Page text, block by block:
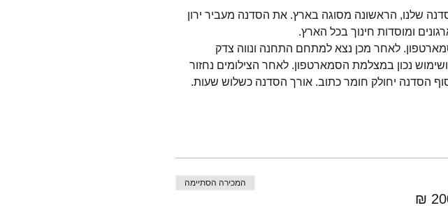
שלנו, הראשונה מסוגה בארץ. את הסדנה מעביר ירון
ומוסדות חינוך בכל הארץ.
לאחר מכן נצא למתחם התחנה ונווה צדק
ושימוש נכון במצלמת הסמארטפון. לאחר הצילומים נחזור
הסדנה יחולק חומר כתוב. אורך הסדנה כשלוש שעות.
המכירה הסתיימה